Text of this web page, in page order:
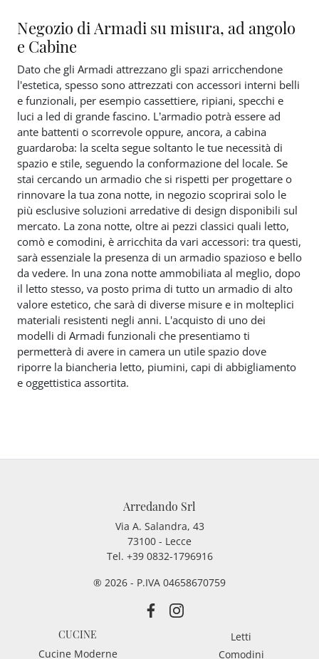
Negozio di Armadi su misura, ad angolo
e Cabine
Dato che gli Armadi attrezzano gli spazi arricchendone
l'estetica, spesso sono attrezzati con accessori interni belli
e funzionali, per esempio cassettiere, ripiani, specchi e
luci a led di grande fascino. L’armadio potrà essere ad
ante battenti o scorrevole oppure, ancora, a cabina
guardaroba: la scelta segue soltanto le tue necessità di
spazio e stile, seguendo la conformazione del locale. Se
stai cercando un armadio che si rispetti per progettare o
rinnovare la tua zona notte, in negozio scoprirai solo le
più esclusive soluzioni arredative di design disponibili sul
mercato. La zona notte, oltre ai pezzi classici quali letto,
comò e comodini, è arricchita da vari accessori: tra questi,
sarà essenziale la presenza di un armadio spazioso e bello
da vedere. In una zona notte ammobiliata al meglio, dopo
il letto stesso, va posto prima di tutto un armadio di alto
valore estetico, che sarà di diverse misure e in molteplici
materiali resistenti negli anni. L'acquisto di uno dei
modelli di Armadi funzionali che presentiamo ti
permetterà di avere in camera un utile spazio dove
riporre la biancheria letto, piumini, capi di abbigliamento
e oggettistica assortita.
Arredando Srl
Via A. Salandra, 43
73100 - Lecce
Tel. +39 0832-1796916
® 2026 - P.IVA 04658670759
CUCINE
Cucine Moderne
Letti
Comodini